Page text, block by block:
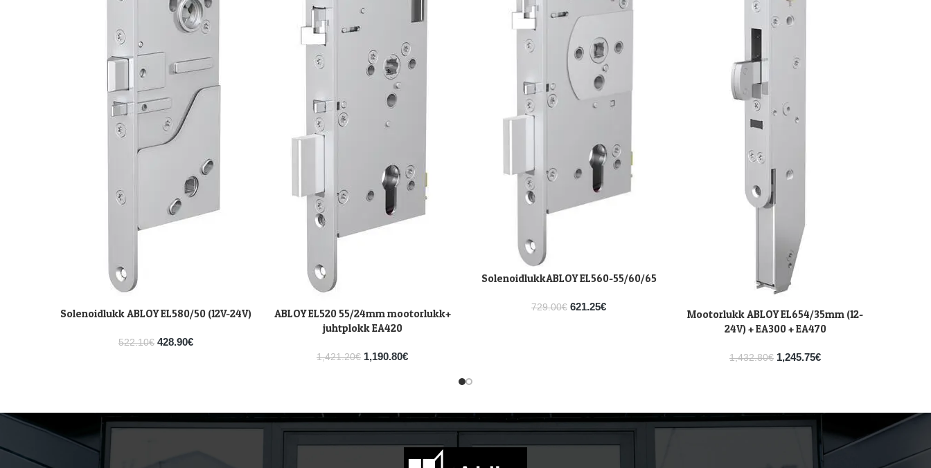
LISA KORVI
Solenoidlukk ABLOY EL580/50 (12V-24V)
522.10€ 428.90€
LISA KORVI
ABLOY EL520 55/24mm mootorlukk+
juhtplokk EA420
1,421.20€ 1,190.80€
LISA KORVI
SolenoidlukkABLOY EL560-55/60/65
729.00€ 621.25€
LISA KORVI
Mootorlukk ABLOY EL654/35mm (12-
24V) + EA300 + EA470
1,432.80€ 1,245.75€